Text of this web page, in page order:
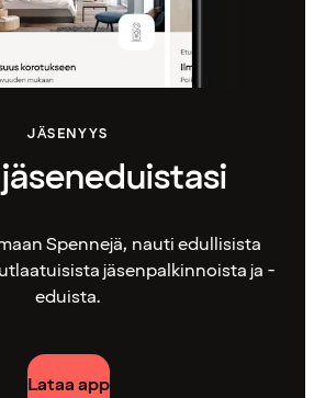
JÄSENYYS
Spennejä, nauti edullisista
jäsenpalkinnoista ja -
eduista.
Lataa app